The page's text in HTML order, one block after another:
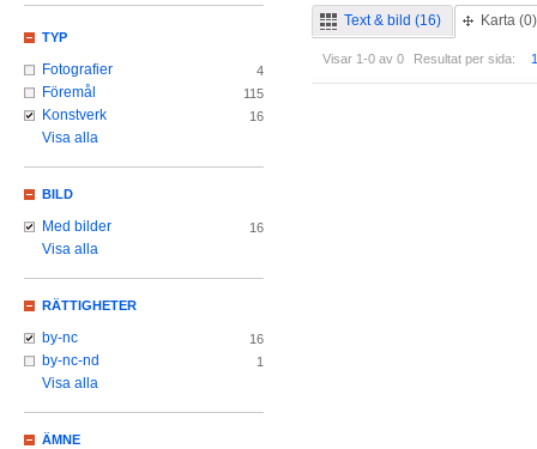
Text & bild (16) Karta (0)
Visar 1-0 av 0 Resultat per sida:
TYP
Fotografier 4
Föremål 115
Konstverk 16
Visa alla
BILD
Med bilder 16
Visa alla
RÄTTIGHETER
by-nc 16
by-nc-nd 1
Visa alla
ÄMNE